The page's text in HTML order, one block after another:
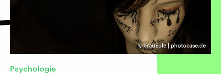
©FrauEule | photocase.de
Psychologie